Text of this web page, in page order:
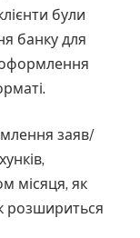
були
банку для
оформлення
заяв/
місяця, як
розшириться